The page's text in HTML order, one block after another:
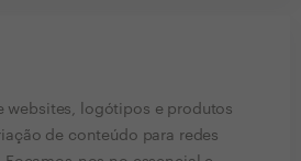
websites, logótipos e produtos
de conteúdo para redes